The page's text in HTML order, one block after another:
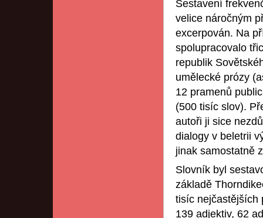
Sestavení
velice náročným
excerpován. Na
spolupracovalo
republik
umělecké prózy
12 pramenů
(500 tisíc slov).
autoři ji sice
dialogy v beletrii
jinak samostatně
Slovník byl
základě
tisíc nejčastějších
139 adjektiv, 62